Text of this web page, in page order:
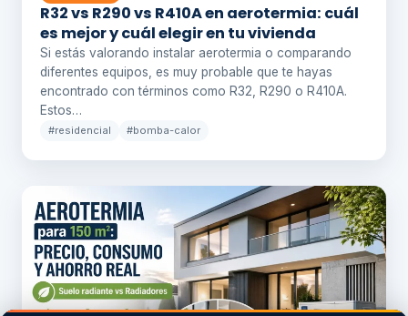
R32 vs R290 vs R410A en aerotermia: cuál
es mejor y cuál elegir en tu vivienda
Si estás valorando instalar aerotermia o comparando
diferentes equipos, es muy probable que te hayas
encontrado con términos como R32, R290 o R410A.
Estos…
#residencial #bomba-calor